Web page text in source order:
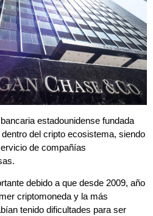
estadounidense fundada
del cripto ecosistema, siendo
de compañías
debido a que desde 2009, año
criptomoneda y la más
tenido dificultades para ser